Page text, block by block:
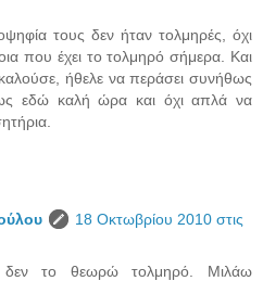
τους δεν ήταν τολμηρές, όχι
που έχει το τολμηρό σήμερα. Και
ήθελε να περάσει συνήθως
εδώ καλή ώρα και όχι απλά να
18 Οκτωβρίου 2010 στις
το θεωρώ τολμηρό. Μιλάω